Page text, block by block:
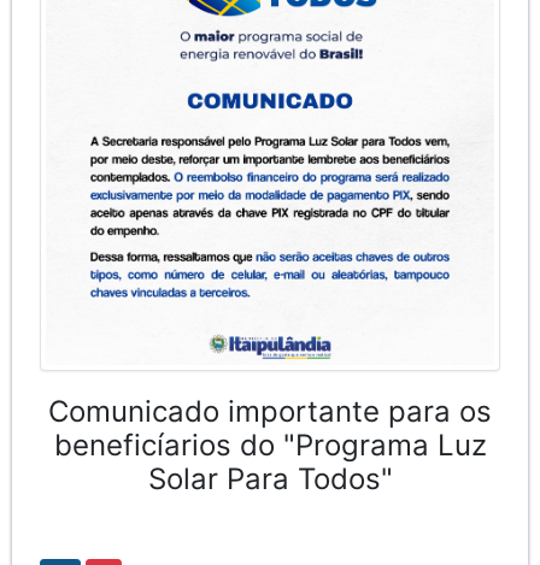
Comunicado importante para os
beneficíarios do "Programa Luz
Solar Para Todos"